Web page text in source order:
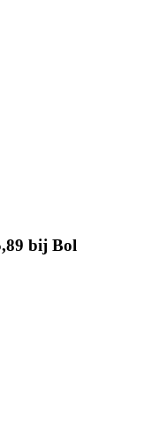
bij Bol